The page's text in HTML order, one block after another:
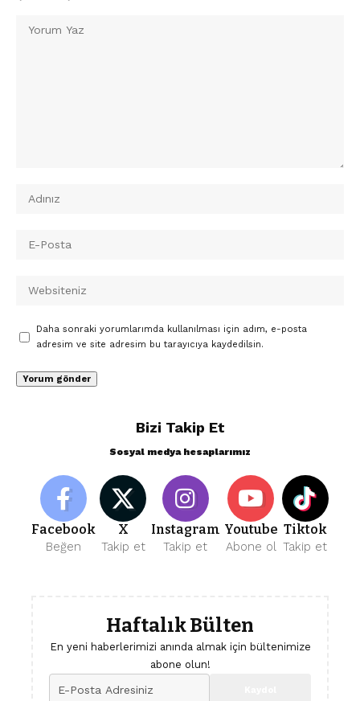
Daha sonraki yorumlarımda kullanılması için adım, e-posta
adresim ve site adresim bu tarayıcıya kaydedilsin.
Bizi Takip Et
Sosyal medya hesaplarımız
Facebook
Beğen
X
Takip et
Instagram
Takip et
Youtube
Abone ol
Tiktok
Takip et
Haftalık Bülten
En yeni haberlerimizi anında almak için bültenimize
abone olun!